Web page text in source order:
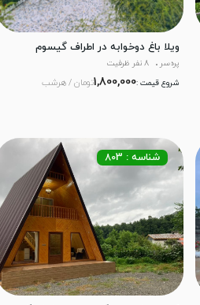
ویلا باغ دوخوابه در اطراف گیسوم
پره‌سر
8 نفر ظرفیت
شروع قیمت :1,800,000تومان / هرشب
شناسه : 803